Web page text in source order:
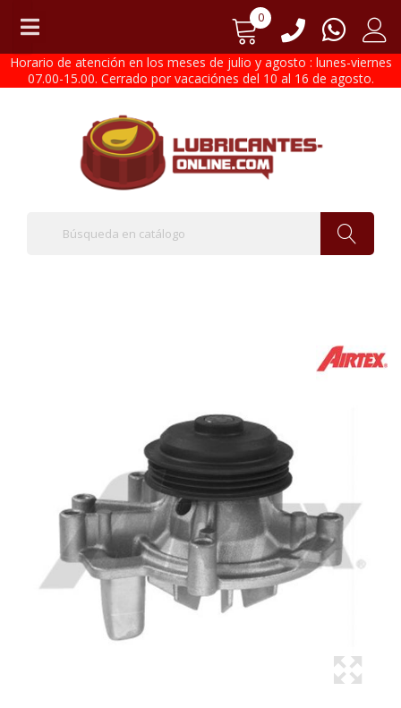
0
Horario de atención en los meses de julio y agosto : lunes-viernes
07.00-15.00. Cerrado por vacaciónes del 10 al 16 de agosto.